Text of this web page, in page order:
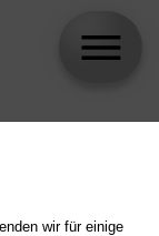
wir für einige